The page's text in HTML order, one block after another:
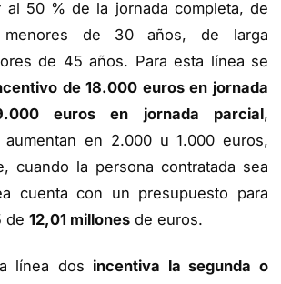
al 50 % de la jornada completa, de
menores de 30 años, de larga
de 45 años. Para esta línea se
de 18.000 euros en jornada
euros en jornada parcial,
aumentan en 2.000 u 1.000 euros,
cuando la persona contratada sea
cuenta con un presupuesto para
de 12,01 millones de euros.
línea dos incentiva la segunda o